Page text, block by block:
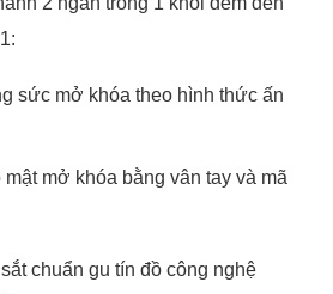
sức mở khóa theo hình thức ấn
mở khóa bằng vân tay và mã
chuẩn gu tín đồ công nghệ